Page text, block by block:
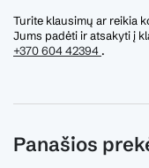
Turite klausimų ar reikia
Jums padėti ir atsakyti į
+370 604 42394 .
Panašios